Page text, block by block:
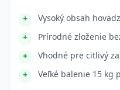
Vysoký obsah
Prírodné zloženie
Vhodné pre citlivý
Veľké balenie 15 kg